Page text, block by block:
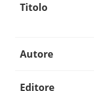
Titolo
Autore
Editore